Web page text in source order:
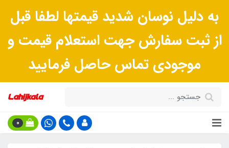
به دلیل نوسان شدید قیمتها لطفا قبل
از ثبت سفارش جهت استعلام قیمت و
موجودی تماس حاصل فرمایید
0